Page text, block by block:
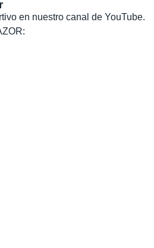
en nuestro canal de YouTube.